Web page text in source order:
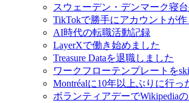
スウェーデン・デンマーク寝
TikTokで勝手にアカウントが
AI時代の転職活動記録
LayerXで働き始めました
Treasure Dataを退職しました
ワークフローテンプレートを
Montréalに10年以上ぶりに行っ
ボランティアデーでWikipedia